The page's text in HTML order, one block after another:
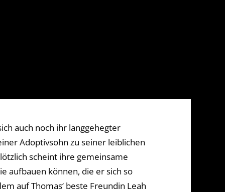
auch noch ihr langgehegter
Adoptivsohn zu seiner leiblichen
scheint ihre gemeinsame
aufbauen können, die er sich so
auf Thomas‘ beste Freundin Leah